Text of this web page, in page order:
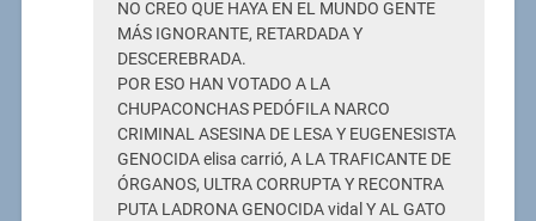
NO CREO QUE HAYA EN EL MUNDO GENTE
MÁS IGNORANTE, RETARDADA Y
DESCEREBRADA.
POR ESO HAN VOTADO A LA
CHUPACONCHAS PEDÓFILA NARCO
CRIMINAL ASESINA DE LESA Y EUGENESISTA
GENOCIDA elisa carrió, A LA TRAFICANTE DE
ÓRGANOS, ULTRA CORRUPTA Y RECONTRA
PUTA LADRONA GENOCIDA vidal Y AL GATO